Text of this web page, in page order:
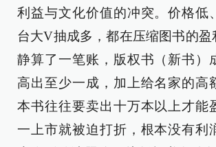
利益与文化价值的冲突。价格低
台大V抽成多，都在压缩图书的盈
静算了一笔账，版权书（新书）
高出至少一成，加上给名家的高
本书往往要卖出十万本以上才能
一上市就被迫打折，根本没有利